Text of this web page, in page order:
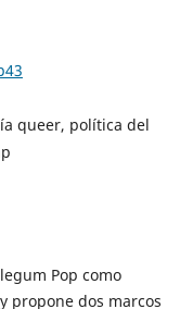
queer, política del
Pop como
propone dos marcos